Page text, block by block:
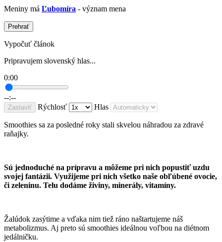
Meniny má Ľubomíra - význam mena
Prehrať
Vypočuť článok
Pripravujem slovenský hlas...
0:00
--:--
Zastaviť Rýchlosť Hlas
Smoothies sa za posledné roky stali skvelou náhradou za zdravé
raňajky.
Sú jednoduché na prípravu a môžeme pri nich popustiť uzdu
svojej fantázii. Využijeme pri nich všetko naše obľúbené ovocie,
či zeleninu. Telu dodáme živiny, minerály, vitamíny.
Žalúdok zasýtime a vďaka nim tiež ráno naštartujeme náš
metabolizmus. Aj preto sú smoothies ideálnou voľbou na diétnom
jedálničku.